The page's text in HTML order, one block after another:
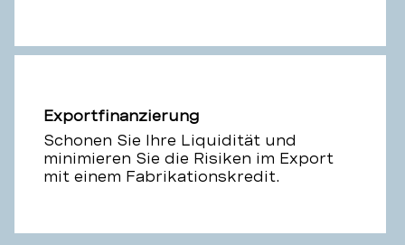
Exportfinanzierung
Schonen Sie Ihre Liquidität und
minimieren Sie die Risiken im Export
mit einem Fabrikationskredit.